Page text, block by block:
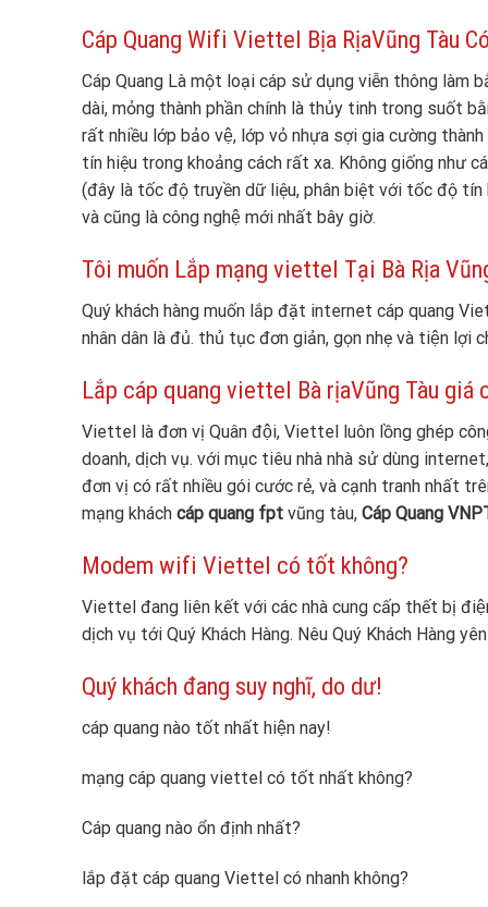
Cáp Quang Wifi Viettel Bịa RịaVũng Tàu
Cáp Quang Là một loại cáp sử dụng viễn thông làm
dài, mỏng thành phần chính là thủy tinh trong suốt
rất nhiều lớp bảo vệ, lớp vỏ nhựa sợi gia cường
tín hiệu trong khoảng cách rất xa. Không giống như
(đây là tốc độ truyền dữ liệu, phân biệt với tốc độ
và cũng là công nghệ mới nhất bây giờ.
Tôi muốn Lắp mạng viettel Tại Bà Rịa
Quý khách hàng muốn lắp đặt internet cáp quang
nhân dân là đủ. thủ tục đơn giản, gọn nhẹ và tiện lợi
Lắp cáp quang viettel Bà rịaVũng Tàu giá
Viettel là đơn vị Quân đội, Viettel luôn lồng ghép
doanh, dịch vụ. với mục tiêu nhà nhà sử dùng
đơn vị có rất nhiều gói cước rẻ, và cạnh tranh nhất
mạng khách cáp quang fpt vũng tàu, Cáp Quang
Modem wifi Viettel có tốt không?
Viettel đang liên kết với các nhà cung cấp thết bị
dịch vụ tới Quý Khách Hàng. Nêu Quý Khách Hàng
Quý khách đang suy nghĩ, do dư!
cáp quang nào tốt nhất hiện nay!
mạng cáp quang viettel có tốt nhất không?
Cáp quang nào ổn định nhất?
lắp đặt cáp quang Viettel có nhanh không?